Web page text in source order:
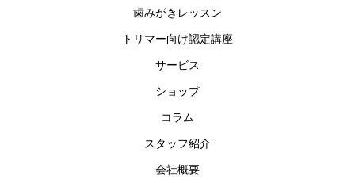
歯みがきレッスン
トリマー向け認定講座
サービス
ショップ
コラム
スタッフ紹介
会社概要